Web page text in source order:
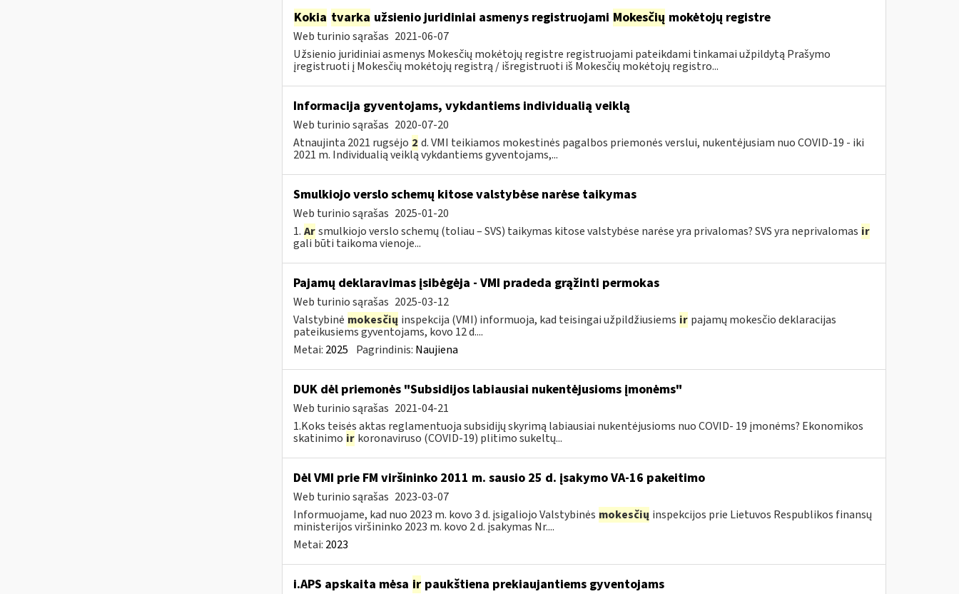
Kokia tvarka užsienio juridiniai asmenys registruojami Mokesčių mokėtojų registre
Web turinio sąrašas 2021-06-07
Užsienio juridiniai asmenys Mokesčių mokėtojų registre registruojami pateikdami tinkamai užpildytą Prašymo
įregistruoti į Mokesčių mokėtojų registrą / išregistruoti iš Mokesčių mokėtojų registro...
Informacija gyventojams, vykdantiems individualią veiklą
Web turinio sąrašas 2020-07-20
Atnaujinta 2021 rugsėjo 2 d. VMI teikiamos mokestinės pagalbos priemonės verslui, nukentėjusiam nuo COVID-19 - iki
2021 m. Individualią veiklą vykdantiems gyventojams,...
Smulkiojo verslo schemų kitose valstybėse narėse taikymas
Web turinio sąrašas 2025-01-20
1. Ar smulkiojo verslo schemų (toliau – SVS) taikymas kitose valstybėse narėse yra privalomas? SVS yra neprivalomas ir
gali būti taikoma vienoje...
Pajamų deklaravimas įsibėgėja - VMI pradeda grąžinti permokas
Web turinio sąrašas 2025-03-12
Valstybinė mokesčių inspekcija (VMI) informuoja, kad teisingai užpildžiusiems ir pajamų mokesčio deklaracijas
pateikusiems gyventojams, kovo 12 d....
Metai: 2025 Pagrindinis: Naujiena
DUK dėl priemonės "Subsidijos labiausiai nukentėjusioms įmonėms"
Web turinio sąrašas 2021-04-21
1.Koks teisės aktas reglamentuoja subsidijų skyrimą labiausiai nukentėjusioms nuo COVID- 19 įmonėms? Ekonomikos
skatinimo ir koronaviruso (COVID-19) plitimo sukeltų...
Dėl VMI prie FM viršininko 2011 m. sausio 25 d. įsakymo VA-16 pakeitimo
Web turinio sąrašas 2023-03-07
Informuojame, kad nuo 2023 m. kovo 3 d. įsigaliojo Valstybinės mokesčių inspekcijos prie Lietuvos Respublikos finansų
ministerijos viršininko 2023 m. kovo 2 d. įsakymas Nr....
Metai: 2023
i.APS apskaita mėsa irpaukštiena prekiaujantiems gyventojams